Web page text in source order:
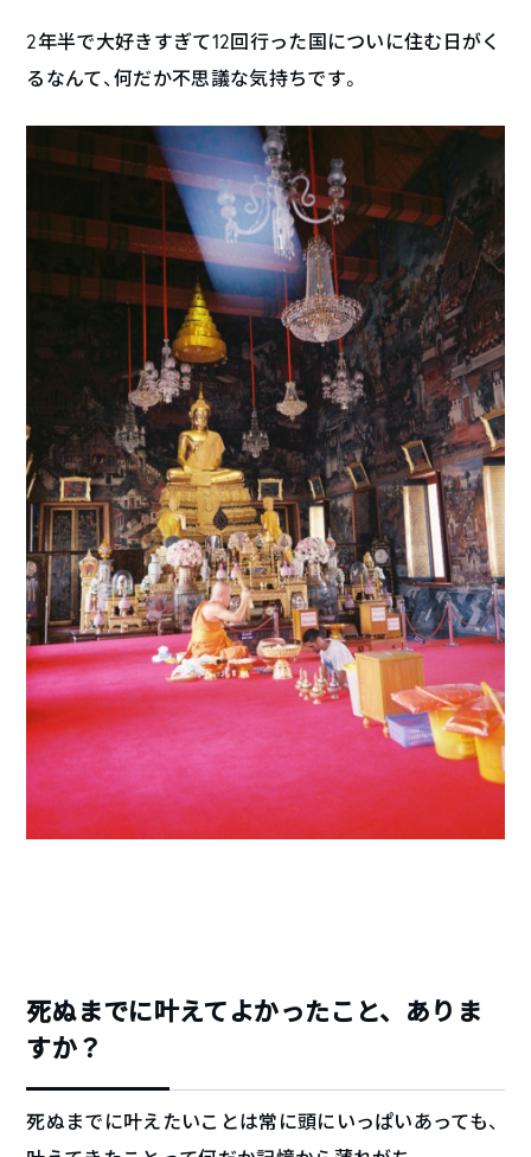
2年半で大好きすぎて12回行った国についに住む日がく
るなんて、何だか不思議な気持ちです。
死ぬまでに叶えてよかったこと、ありま
すか？
死ぬまでに叶えたいことは常に頭にいっぱいあっても、